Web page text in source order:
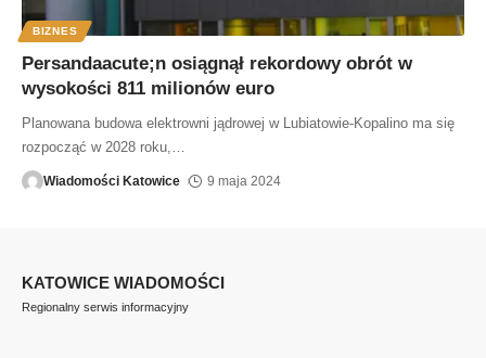
BIZNES
Persandaacute;n osiągnął rekordowy obrót w
wysokości 811 milionów euro
Planowana budowa elektrowni jądrowej w Lubiatowie-Kopalino ma się
rozpocząć w 2028 roku,
Wiadomości Katowice 9 maja 2024
KATOWICE WIADOMOŚCI
Regionalny serwis informacyjny